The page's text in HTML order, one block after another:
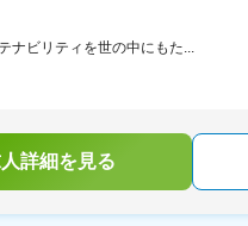
ビリティを世の中にもた...
詳細を見る